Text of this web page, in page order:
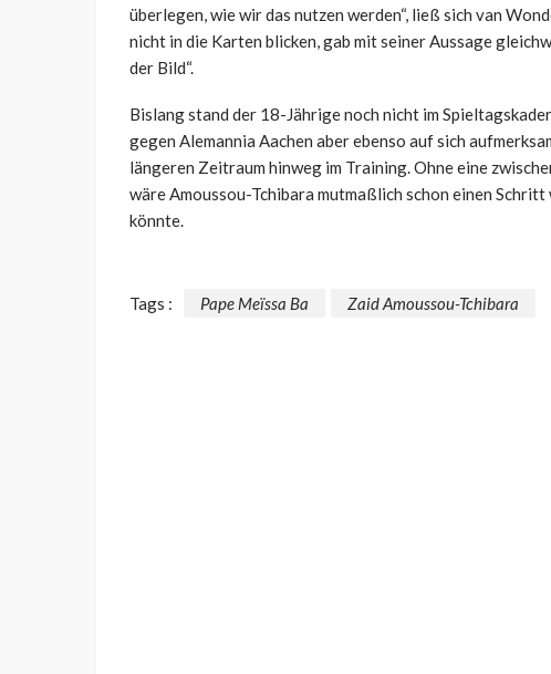
überlegen, wie wir das nutzen werden“, ließ sich van
nicht in die Karten blicken, gab mit seiner Aussage
der Bild“.
Bislang stand der 18-Jährige noch nicht im
gegen Alemannia Aachen aber ebenso auf sich
längeren Zeitraum hinweg im Training. Ohne eine
wäre Amoussou-Tchibara mutmaßlich schon einen Schritt
könnte.
Tags : Pape Meïssa Ba Zaid Amoussou-Tchibara